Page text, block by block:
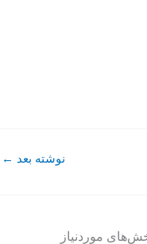
نوشته بعد ←
موردنیاز